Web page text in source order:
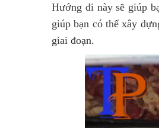
Hướng đi này sẽ giúp
giúp bạn có thể xây
giai đoạn.